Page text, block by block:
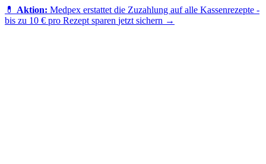
💊 Aktion: Medpex erstattet die Zuzahlung auf alle Kassenrezepte -
bis zu 10 € pro Rezept sparen jetzt sichern →